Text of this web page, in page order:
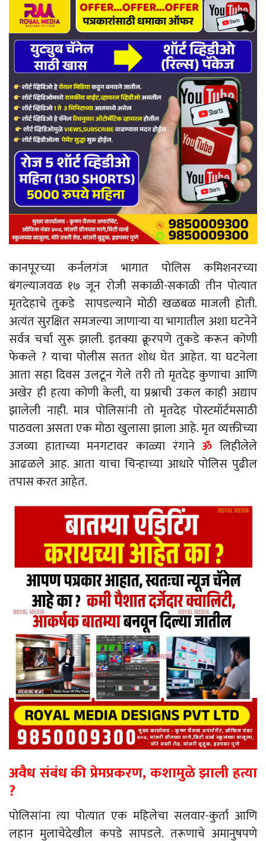
कानपूरच्या कर्नलगंज भागात पोलिस कमिशनरच्या
बंगल्याजवळ १७ जून रोजी सकाळी-सकाळी तीन पोत्यात
मृतदेहाचे तुकडे सापडल्याने मोठी खळबळ माजली होती.
अत्यंत सुरक्षित समजल्या जाणाऱ्या या भागातील अशा घटनेने
सर्वत्र चर्चा सुरू झाली. इतक्या क्रूरपणे तुकडे करून कोणी
फेकले ? याचा पोलीस सतत शोध घेत आहेत. या घटनेला
आता सहा दिवस उलटून गेले तरी तो मृतदेह कुणाचा आणि
अखेर ही हत्या कोणी केली, या प्रश्नाची उकल काही अद्याप
झालेली नाही. मात्र पोलिसांनी तो मृतदेह पोस्टमॉर्टमसाठी
पाठवला असता एक मोठा खुलासा झाला आहे. मृत व्यक्तीच्या
उजव्या हाताच्या मनगटावर काळ्या रंगानेॐ लिहीलेले
आढळले आह. आता याचा चिन्हाच्या आधारे पोलिस पुढील
तपास करत आहेत.
अवैध संबंध की प्रेमप्रकरण, कशामुळे झाली हत्या
?
पोलिसांना त्या पोत्यात एक महिलेचा सलवार-कुर्ता आणि
लहान मुलाचेदेखील कपडे सापडले. तरूणाचे अमानुषपणे